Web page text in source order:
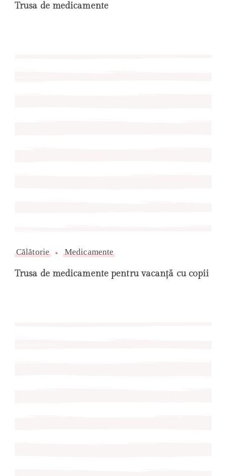
Trusa de medicamente
Călătorie Medicamente
Trusa de medicamente pentru vacanță cu copii